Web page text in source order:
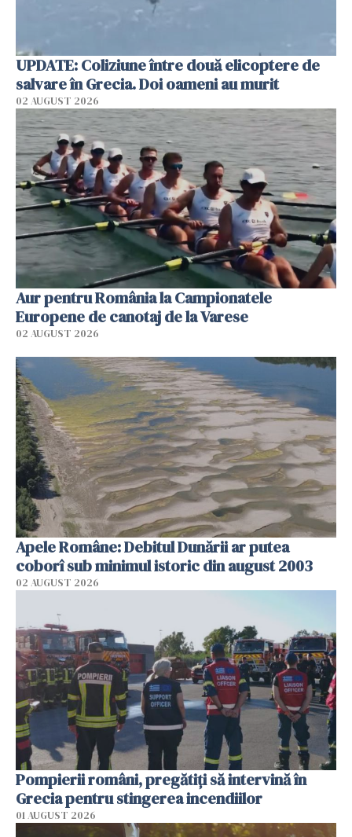
UPDATE: Coliziune între două elicoptere de
salvare în Grecia. Doi oameni au murit
02 AUGUST 2026
Aur pentru România la Campionatele
Europene de canotaj de la Varese
02 AUGUST 2026
Apele Române: Debitul Dunării ar putea
coborî sub minimul istoric din august 2003
02 AUGUST 2026
Pompierii români, pregătiţi să intervină în
Grecia pentru stingerea incendiilor
01 AUGUST 2026